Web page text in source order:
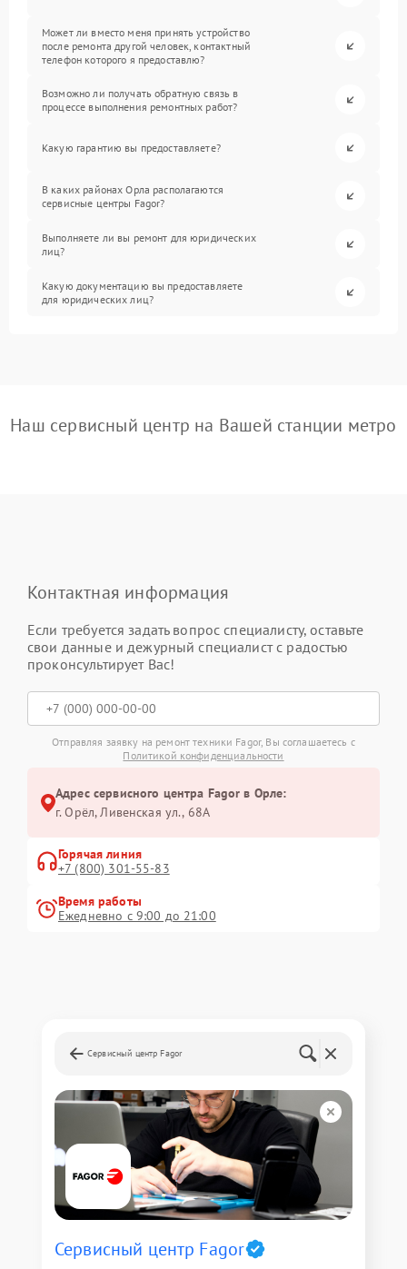
Может ли вместо меня принять устройство
после ремонта другой человек, контактный
телефон которого я предоставлю?
Возможно ли получать обратную связь в
процессе выполнения ремонтных работ?
Какую гарантию вы предоставляете?
В каких районах Орла располагаются
сервисные центры Fagor?
Выполняете ли вы ремонт для юридических
лиц?
Какую документацию вы предоставляете
для юридических лиц?
Наш сервисный центр на Вашей станции метро
Контактная информация
Если требуется задать вопрос специалисту, оставьте
свои данные и дежурный специалист с радостью
проконсультирует Вас!
Отправляя заявку на ремонт техники Fagor, Вы соглашаетесь с
Политикой конфиденциальности
Адрес сервисного центра Fagor в Орле:
г. Орёл, Ливенская ул., 68А
Горячая линия
+7 (800) 301-55-83
Время работы
Ежедневно с 9:00 до 21:00
Сервисный центр Fagor
Сервисный центр Fagor